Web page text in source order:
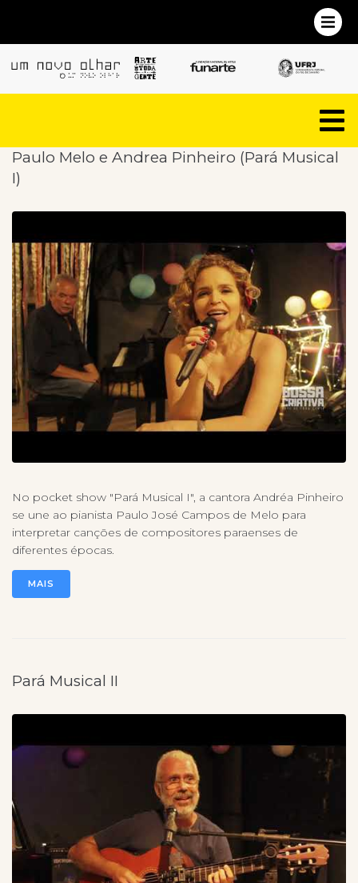
Paulo Melo e Andrea Pinheiro (Pará Musical
I)
No pocket show "Pará Musical I", a cantora Andréa Pinheiro
se une ao pianista Paulo José Campos de Melo para
interpretar canções de compositores paraenses de
diferentes épocas.
MAIS
Pará Musical II